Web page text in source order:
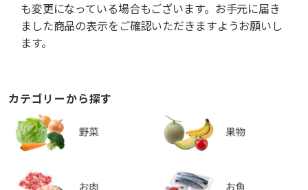
も変更になっている場合もございます。お手元に届き
ました商品の表示をご確認いただきますようお願いし
ます。
カテゴリーから探す